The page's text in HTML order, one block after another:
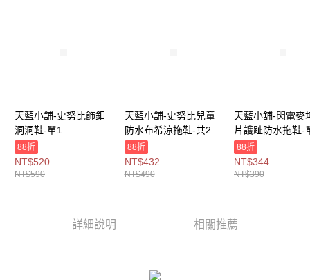
3.完整用戶服務條款，請詳閱以下連結： https://oppay.tw/userRule
付款後7-11取貨
每筆NT$80，滿NT$1,000(含以上)免運費
宅配
天藍小舖-史努比飾釦
洞洞鞋-單1
款-$590【A27270521
】
88折
NT$520
NT$590
天藍小舖-史努比兒童
防水布希涼拖鞋-共2
色-$490【A27270489
】
88折
NT$432
NT$490
天藍小舖-閃電麥
片護趾防水拖鞋-
款-$390【
】
88折
NT$344
NT$390
詳細說明 相關推薦